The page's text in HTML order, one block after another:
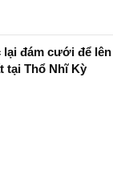
đám cưới để lên
tại Thổ Nhĩ Kỳ